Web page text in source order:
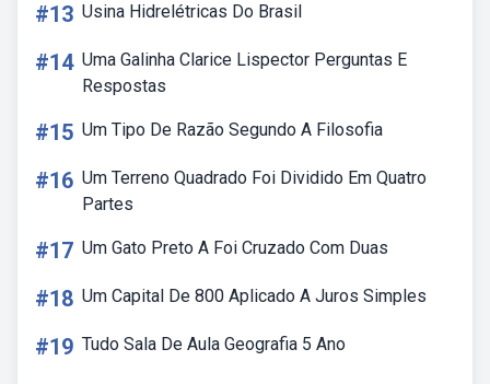
#13 Usina Hidrelétricas Do Brasil
#14 Uma Galinha Clarice Lispector Perguntas E
Respostas
#15 Um Tipo De Razão Segundo A Filosofia
#16 Um Terreno Quadrado Foi Dividido Em Quatro
Partes
#17 Um Gato Preto A Foi Cruzado Com Duas
#18 Um Capital De 800 Aplicado A Juros Simples
#19 Tudo Sala De Aula Geografia 5 Ano